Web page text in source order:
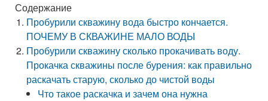
Содержание
Пробурили скважину вода быстро кончается.
ПОЧЕМУ В СКВАЖИНЕ МАЛО ВОДЫ
Пробурили скважину сколько прокачивать воду.
Прокачка скважины после бурения: как правильно
раскачать старую, сколько до чистой воды
Что такое раскачка и зачем она нужна